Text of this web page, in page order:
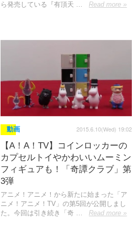
ら発売している『有頂天 …
Read more »
動画 2015.6.10(Wed) 19:02
【A！A！TV】コインロッカーの
カプセルトイやかわいいムーミン
フィギュアも！「奇譚クラブ」第
3弾
アニメ！アニメ！から新たに始まった「ア
ニメ！アニメ！TV」の第5回が公開しまし
た。今回は引き続き「奇 …
Read more »